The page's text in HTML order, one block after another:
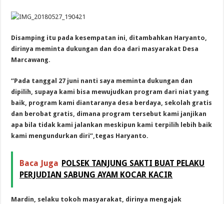
Disamping itu pada kesempatan ini, ditambahkan Haryanto,
dirinya meminta dukungan dan doa dari masyarakat Desa
Marcawang.
“Pada tanggal 27 juni nanti saya meminta dukungan dan
dipilih, supaya kami bisa mewujudkan program dari niat yang
baik, program kami diantaranya desa berdaya, sekolah gratis
dan berobat gratis, dimana program tersebut kami janjikan
apa bila tidak kami jalankan meskipun kami terpilih lebih baik
kami mengundurkan diri”,tegas Haryanto.
Baca Juga POLSEK TANJUNG SAKTI BUAT PELAKU
PERJUDIAN SABUNG AYAM KOCAR KACIR
Mardin, selaku tokoh masyarakat, dirinya mengajak